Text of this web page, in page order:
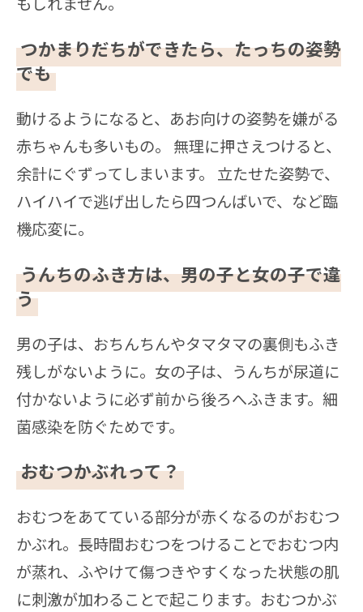
つかまりだちができたら、たっちの姿勢
でも
動けるようになると、あお向けの姿勢を嫌がる
赤ちゃんも多いもの。 無理に押さえつけると、
余計にぐずってしまいます。 立たせた姿勢で、
ハイハイで逃げ出したら四つんばいで、など臨
機応変に。
うんちのふき方は、男の子と女の子で違
う
男の子は、おちんちんやタマタマの裏側もふき
残しがないように。女の子は、うんちが尿道に
付かないように必ず前から後ろへふきます。細
菌感染を防ぐためです。
おむつかぶれって？
おむつをあてている部分が赤くなるのがおむつ
かぶれ。長時間おむつをつけることでおむつ内
が蒸れ、ふやけて傷つきやすくなった状態の肌
に刺激が加わることで起こります。おむつかぶ